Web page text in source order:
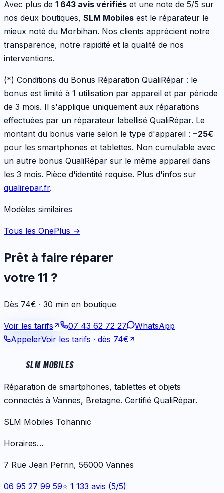
Avec plus de 1 643 avis vérifiés et une note de 5/5 sur
nos deux boutiques, SLM Mobiles est le réparateur le
mieux noté du Morbihan. Nos clients apprécient notre
transparence, notre rapidité et la qualité de nos
interventions.
(*) Conditions du Bonus Réparation QualiRépar : le
bonus est limité à 1 utilisation par appareil et par période
de 3 mois. Il s'applique uniquement aux réparations
effectuées par un réparateur labellisé QualiRépar. Le
montant du bonus varie selon le type d'appareil : −25€
pour les smartphones et tablettes. Non cumulable avec
un autre bonus QualiRépar sur le même appareil dans
les 3 mois. Pièce d'identité requise. Plus d'infos sur
qualirepar.fr.
Modèles similaires
Tous les OnePlus →
Prêt à faire réparer
votre 11 ?
Dès 74€ · 30 min en boutique
Voir les tarifs 07 43 62 72 27
WhatsApp
AppelerVoir les tarifs · dès 74€
SLM MOBILES
Réparation de smartphones, tablettes et objets
connectés à Vannes, Bretagne. Certifié QualiRépar.
SLM Mobiles Tohannic
Horaires…
7 Rue Jean Perrin, 56000 Vannes
06 95 27 99 59⭐ 1 133 avis (5/5)